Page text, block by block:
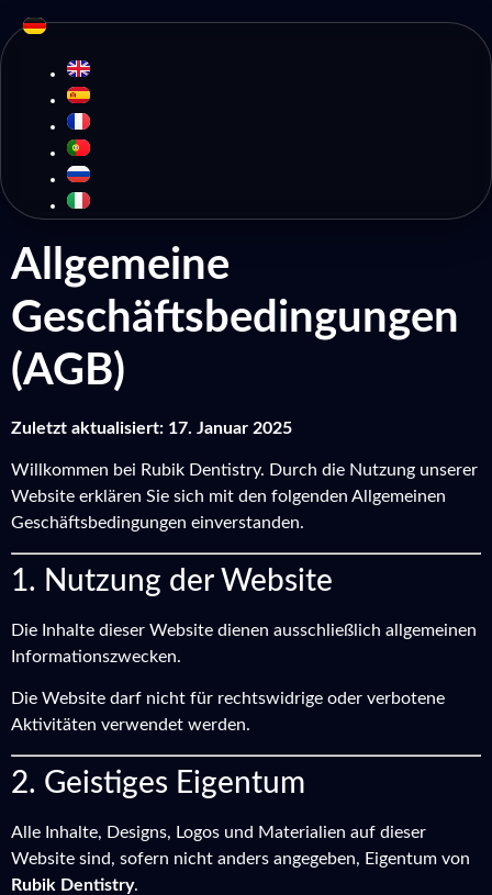
Allgemeine
Geschäftsbedingungen
(AGB)
Zuletzt aktualisiert: 17. Januar 2025
Willkommen bei Rubik Dentistry. Durch die Nutzung unserer
Website erklären Sie sich mit den folgenden Allgemeinen
Geschäftsbedingungen einverstanden.
1. Nutzung der Website
Die Inhalte dieser Website dienen ausschließlich allgemeinen
Informationszwecken.
Die Website darf nicht für rechtswidrige oder verbotene
Aktivitäten verwendet werden.
2. Geistiges Eigentum
Alle Inhalte, Designs, Logos und Materialien auf dieser
Website sind, sofern nicht anders angegeben, Eigentum von
Rubik Dentistry.